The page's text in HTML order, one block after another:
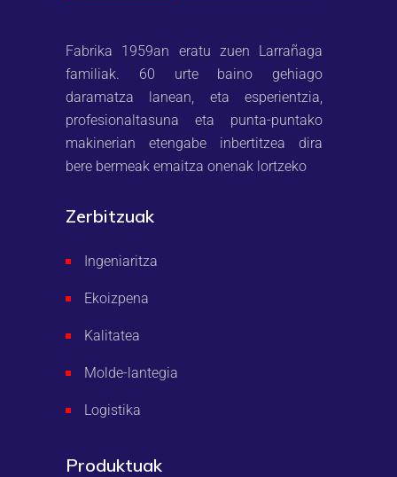
Fabrika 1959an eratu zuen Larrañaga
familiak. 60 urte baino gehiago
daramatza lanean, eta esperientzia,
profesionaltasuna eta punta-puntako
makinerian etengabe inbertitzea dira
bere bermeak emaitza onenak lortzeko
Zerbitzuak
Ingeniaritza
Ekoizpena
Kalitatea
Molde-lantegia
Logistika
Produktuak